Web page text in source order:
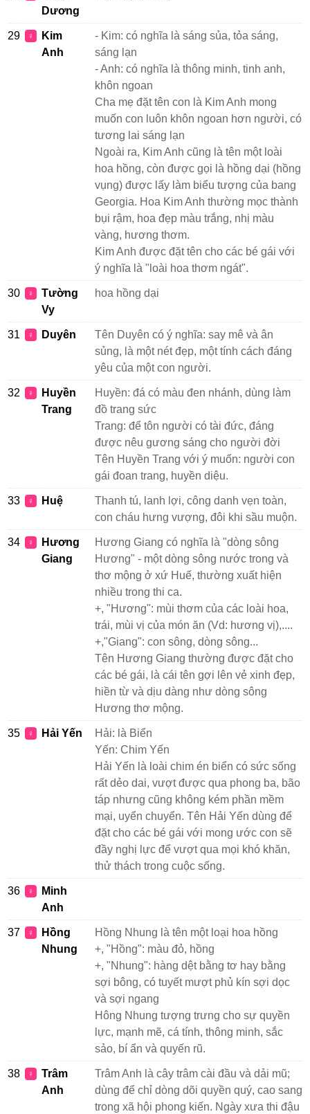
Dương
29 ♀
Kim
Anh
- Kim: có nghĩa là sáng sủa, tỏa sáng,
sáng lạn
- Anh: có nghĩa là thông minh, tinh anh,
khôn ngoan
Cha mẹ đặt tên con là Kim Anh mong
muốn con luôn khôn ngoan hơn người, có
tương lai sáng lạn
Ngoài ra, Kim Anh cũng là tên một loài
hoa hồng, còn được gọi là hồng dại (hồng
vụng) được lấy làm biểu tượng của bang
Georgia. Hoa Kim Anh thường mọc thành
bụi rậm, hoa đẹp màu trắng, nhị màu
vàng, hương thơm.
Kim Anh được đặt tên cho các bé gái với
ý nghĩa là "loài hoa thơm ngát".
30 ♀
Tường
Vy
hoa hồng dại
31 ♀ Duyên
Tên Duyên có ý nghĩa: say mê và ân
sủng, là một nét đẹp, một tính cách đáng
yêu của một con người.
32 ♀
Huyền
Trang
Huyền: đá có màu đen nhánh, dùng làm
đồ trang sức
Trang: để tôn người có tài đức, đáng
được nêu gương sáng cho người đời
Tên Huyền Trang với ý muốn: người con
gái đoan trang, huyền diệu.
33 ♀ Huệ
Thanh tú, lanh lợi, công danh vẹn toàn,
con cháu hưng vượng, đôi khi sầu muộn.
34 ♀
Hương
Giang
Hương Giang có nghĩa là "dòng sông
Hương" - một dòng sông nước trong và
thơ mộng ở xứ Huế, thường xuất hiện
nhiều trong thi ca.
+, "Hương": mùi thơm của các loài hoa,
trái, mùi vị của món ăn (Vd: hương vị),....
+,"Giang": con sông, dòng sông...
Tên Hương Giang thường được đặt cho
các bé gái, là cái tên gợi lên vẻ xinh đẹp,
hiền từ và dịu dàng như dòng sông
Hương thơ mộng.
35 ♀ Hải Yến
Hải: là Biển
Yến: Chim Yến
Hải Yến là loài chim én biển có sức sống
rất dẻo dai, vượt được qua phong ba, bão
táp nhưng cũng không kém phần mềm
mại, uyển chuyển. Tên Hải Yến dùng để
đặt cho các bé gái với mong ước con sẽ
đầy nghị lực để vượt qua mọi khó khăn,
thử thách trong cuộc sống.
36 ♀
Minh
Anh
37 ♀
Hồng
Nhung
Hồng Nhung là tên một loại hoa hồng
+, "Hồng": màu đỏ, hồng
+, "Nhung": hàng dệt bằng tơ hay bằng
sợi bông, có tuyết mượt phủ kín sợi dọc
và sợi ngang
Hông Nhung tượng trưng cho sự quyền
lực, mạnh mẽ, cá tính, thông minh, sắc
sảo, bí ẩn và quyến rũ.
38 ♀
Trâm
Anh
Trâm Anh là cây trâm cài đầu và dải mũ;
dùng để chỉ dòng dõi quyền quý, cao sang
trong xã hội phong kiến. Ngày xưa thi đậu